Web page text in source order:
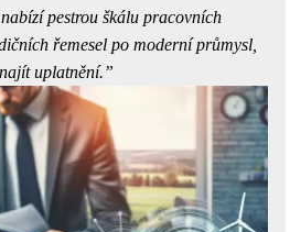
pestrou škálu pracovních
řemesel po moderní průmysl,
uplatnění.